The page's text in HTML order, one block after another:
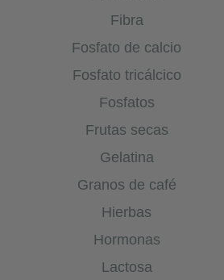
Fibra
Fosfato de calcio
Fosfato tricálcico
Fosfatos
Frutas secas
Gelatina
Granos de café
Hierbas
Hormonas
Lactosa